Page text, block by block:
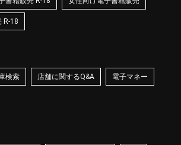
R-18
検索 店舗に関するQ&A 電子マネー